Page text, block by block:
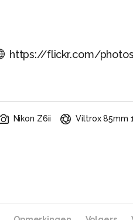
https://flickr.com/
Nikon Z6ii Viltrox 85mm